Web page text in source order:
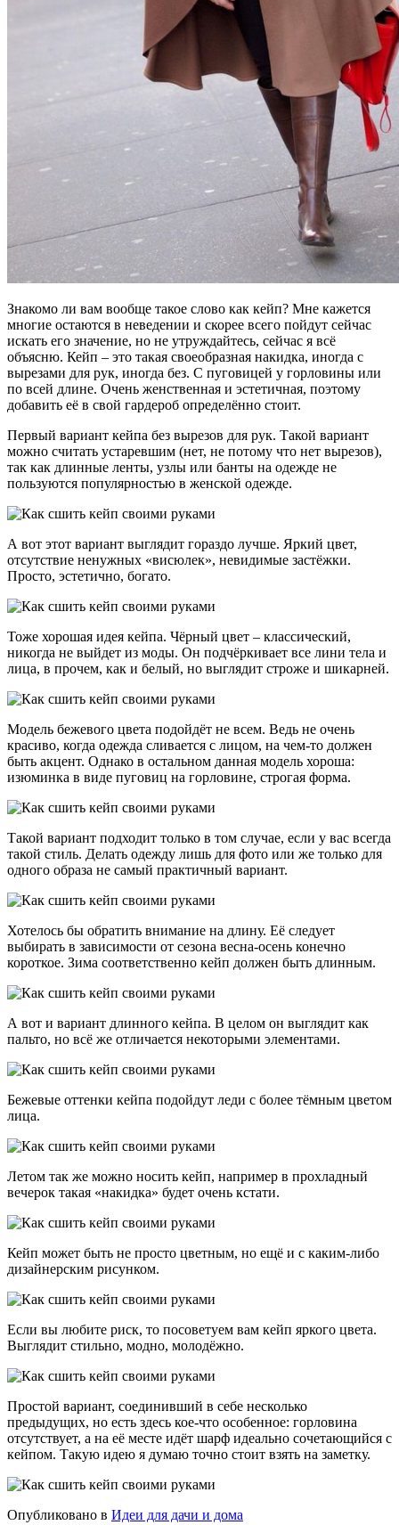
Знакомо ли вам вообще такое слово как кейп? Мне кажется
многие остаются в неведении и скорее всего пойдут сейчас
искать его значение, но не утруждайтесь, сейчас я всё
объясню. Кейп – это такая своеобразная накидка, иногда с
вырезами для рук, иногда без. С пуговицей у горловины или
по всей длине. Очень женственная и эстетичная, поэтому
добавить её в свой гардероб определённо стоит.
Первый вариант кейпа без вырезов для рук. Такой вариант
можно считать устаревшим (нет, не потому что нет вырезов),
так как длинные ленты, узлы или банты на одежде не
пользуются популярностью в женской одежде.
А вот этот вариант выглядит гораздо лучше. Яркий цвет,
отсутствие ненужных «висюлек», невидимые застёжки.
Просто, эстетично, богато.
Тоже хорошая идея кейпа. Чёрный цвет – классический,
никогда не выйдет из моды. Он подчёркивает все лини тела и
лица, в прочем, как и белый, но выглядит строже и шикарней.
Модель бежевого цвета подойдёт не всем. Ведь не очень
красиво, когда одежда сливается с лицом, на чем-то должен
быть акцент. Однако в остальном данная модель хороша:
изюминка в виде пуговиц на горловине, строгая форма.
Такой вариант подходит только в том случае, если у вас всегда
такой стиль. Делать одежду лишь для фото или же только для
одного образа не самый практичный вариант.
Хотелось бы обратить внимание на длину. Её следует
выбирать в зависимости от сезона весна-осень конечно
короткое. Зима соответственно кейп должен быть длинным.
А вот и вариант длинного кейпа. В целом он выглядит как
пальто, но всё же отличается некоторыми элементами.
Бежевые оттенки кейпа подойдут леди с более тёмным цветом
лица.
Летом так же можно носить кейп, например в прохладный
вечерок такая «накидка» будет очень кстати.
Кейп может быть не просто цветным, но ещё и с каким-либо
дизайнерским рисунком.
Если вы любите риск, то посоветуем вам кейп яркого цвета.
Выглядит стильно, модно, молодёжно.
Простой вариант, соединивший в себе несколько
предыдущих, но есть здесь кое-что особенное: горловина
отсутствует, а на её месте идёт шарф идеально сочетающийся с
кейпом. Такую идею я думаю точно стоит взять на заметку.
Опубликовано в Идеи для дачи и дома